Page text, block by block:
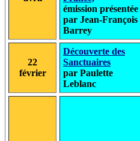
émission présentée
par Jean-François
Barrey
22
février
Découverte des
Sanctuaires
par Paulette
Leblanc